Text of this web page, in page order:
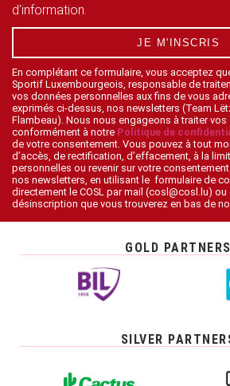
d'information.
JE M'INSCRIS
En complétant ce formulaire, vous acceptez
Sportif Luxembourgeois, responsable de
vos données personnelles aux fins de vous
exprimés ci-dessus, nos newsletters (Team
Flambeau). Nous nous engageons à traiter
conformément à notre Politique de
de votre consentement. Vous pouvez à tout
d’accès, de rectification, d’effacement, à la
personnelles ou revenir sur votre
nos newsletters, en utilisant le formulaire de
directement le COSL par mail (cosl@cosl.lu)
désinscription que vous trouverez en bas de
GOLD PARTNERS
SILVER